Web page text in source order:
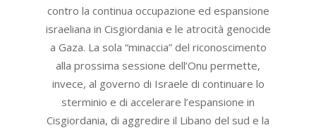
contro la continua occupazione ed espansione
israeliana in Cisgiordania e le atrocità genocide
a Gaza. La sola “minaccia” del riconoscimento
alla prossima sessione dell’Onu permette,
invece, al governo di Israele di continuare lo
sterminio e di accelerare l’espansione in
Cisgiordania, di aggredire il Libano del sud e la